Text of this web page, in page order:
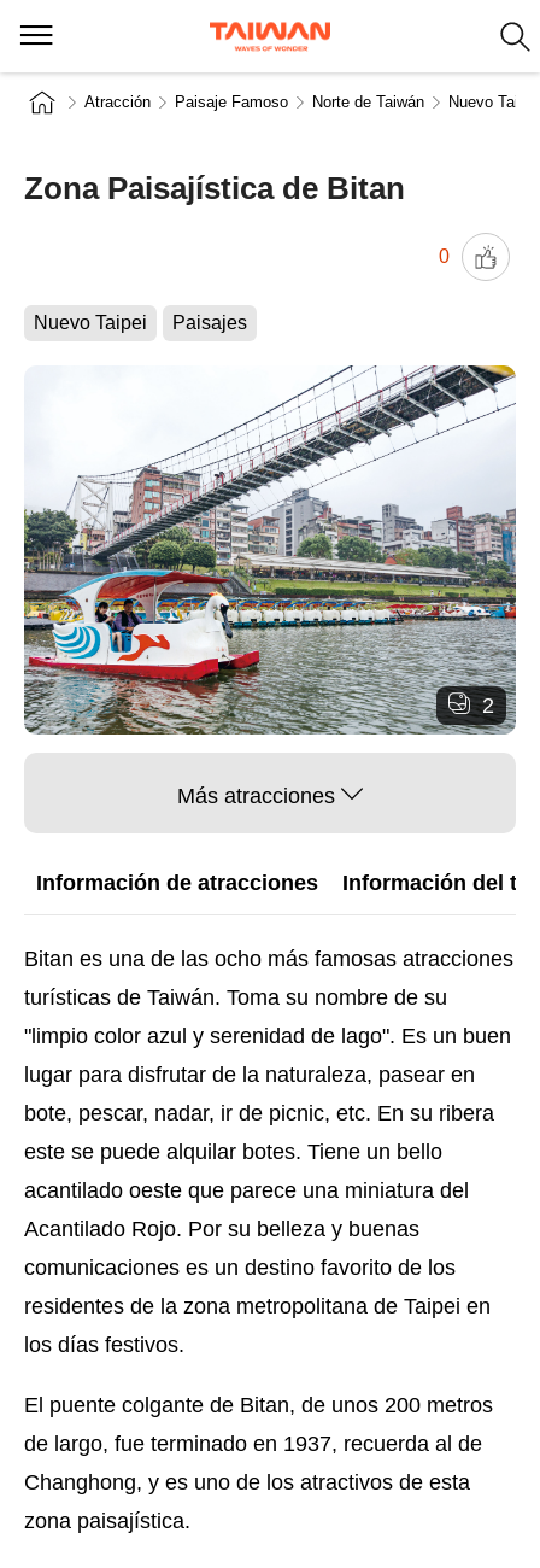
Atracción Paisaje Famoso Norte de Taiwán Nuevo Taipei
Zona Paisajística de Bitan
0
Nuevo Taipei Paisajes
2
Más atracciones
Información de atracciones Información del
Bitan es una de las ocho más famosas atracciones
turísticas de Taiwán. Toma su nombre de su
"limpio color azul y serenidad de lago". Es un buen
lugar para disfrutar de la naturaleza, pasear en
bote, pescar, nadar, ir de picnic, etc. En su ribera
este se puede alquilar botes. Tiene un bello
acantilado oeste que parece una miniatura del
Acantilado Rojo. Por su belleza y buenas
comunicaciones es un destino favorito de los
residentes de la zona metropolitana de Taipei en
los días festivos.
El puente colgante de Bitan, de unos 200 metros
de largo, fue terminado en 1937, recuerda al de
Changhong, y es uno de los atractivos de esta
zona paisajística.